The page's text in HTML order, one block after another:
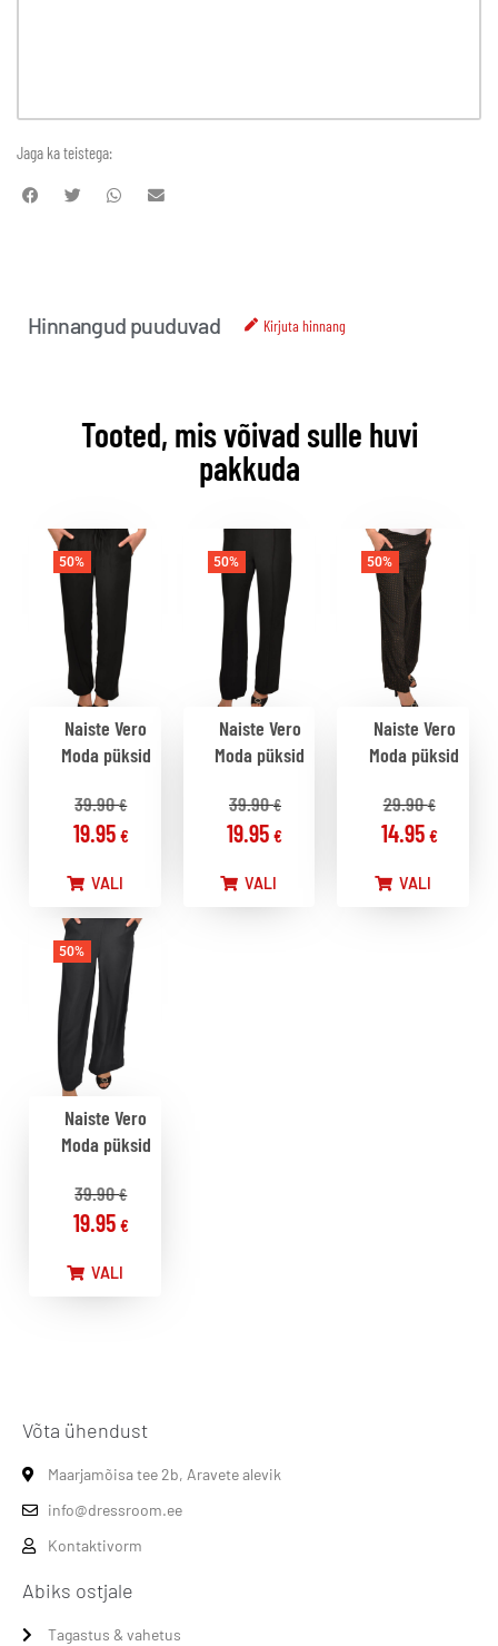
Jaga ka teistega:
Hinnangud puuduvad Kirjuta hinnang
Tooted, mis võivad sulle huvi
pakkuda
50%
Naiste Vero
Moda püksid
39.90€
19.95 €
VALI
50%
Naiste Vero
Moda püksid
39.90€
19.95€
VALI
50%
Naiste Vero
Moda püksid
29.90€
14.95 €
VALI
50%
Naiste Vero
Moda püksid
39.90€
19.95 €
VALI
Võta ühendust
Maarjamõisa tee 2b, Aravete alevik
info@dressroom.ee
Kontaktivorm
Abiks ostjale
Tagastus & vahetus